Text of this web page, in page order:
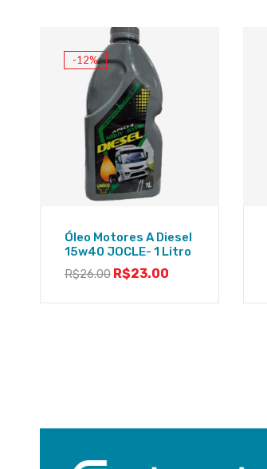
-12%
Óleo Motores A Diesel
15w40 JOCLE- 1 Litro
R$26.00 R$23.00